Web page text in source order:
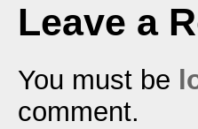
Leave a
You must be
comment.